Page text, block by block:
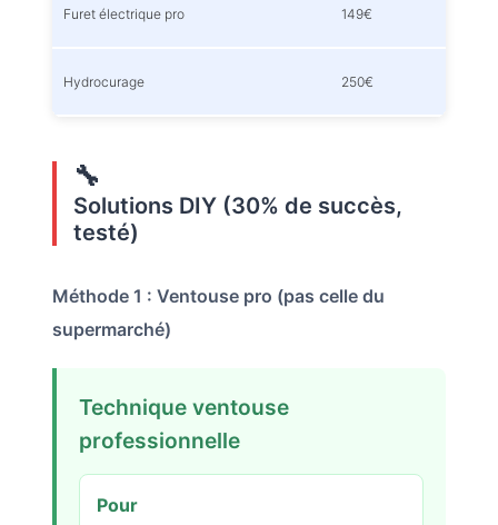
Furet électrique pro 149€
Hydrocurage 250€
🔧
Solutions DIY (30% de succès,
testé)
Méthode 1 : Ventouse pro (pas celle du
supermarché)
Technique ventouse
professionnelle
Pour